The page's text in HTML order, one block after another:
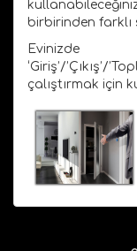
birbirinden farklı
‘Giriş’/’Çıkış’/
çalıştırmak için